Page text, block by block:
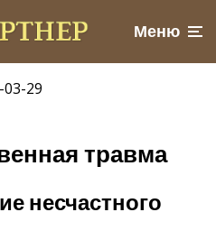
Меню
29
травма
несчастного